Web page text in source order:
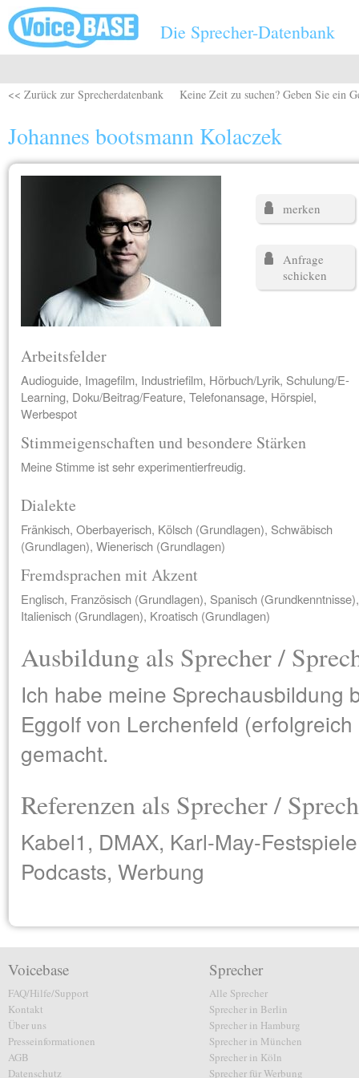
Direkt zum Inhalt
Die Sprecher-Datenbank
<< Zurück zur Sprecherdatenbank Keine Zeit zu suchen? Geben Sie ein
Johannes bootsmann Kolaczek
merken
Anfrage
schicken
Arbeitsfelder
Audioguide, Imagefilm, Industriefilm, Hörbuch/Lyrik, Schulung/E-
Learning, Doku/Beitrag/Feature, Telefonansage, Hörspiel,
Werbespot
Stimmeigenschaften und besondere Stärken
Meine Stimme ist sehr experimentierfreudig.
Dialekte
Fränkisch, Oberbayerisch, Kölsch (Grundlagen), Schwäbisch
(Grundlagen), Wienerisch (Grundlagen)
Fremdsprachen mit Akzent
Englisch, Französisch (Grundlagen), Spanisch (Grundkenntnisse),
Italienisch (Grundlagen), Kroatisch (Grundlagen)
Ausbildung als Sprecher /
Ich habe meine Sprechausbildung
Eggolf von Lerchenfeld
gemacht.
Referenzen als Sprecher /
Kabel1, DMAX, Karl-May-
Podcasts, Werbung
Voicebase
FAQ/Hilfe/Support
Kontakt
Über uns
Presseinformationen
AGB
Datenschutz
Sprecher
Alle Sprecher
Sprecher in Berlin
Sprecher in Hamburg
Sprecher in München
Sprecher in Köln
Sprecher für Werbung